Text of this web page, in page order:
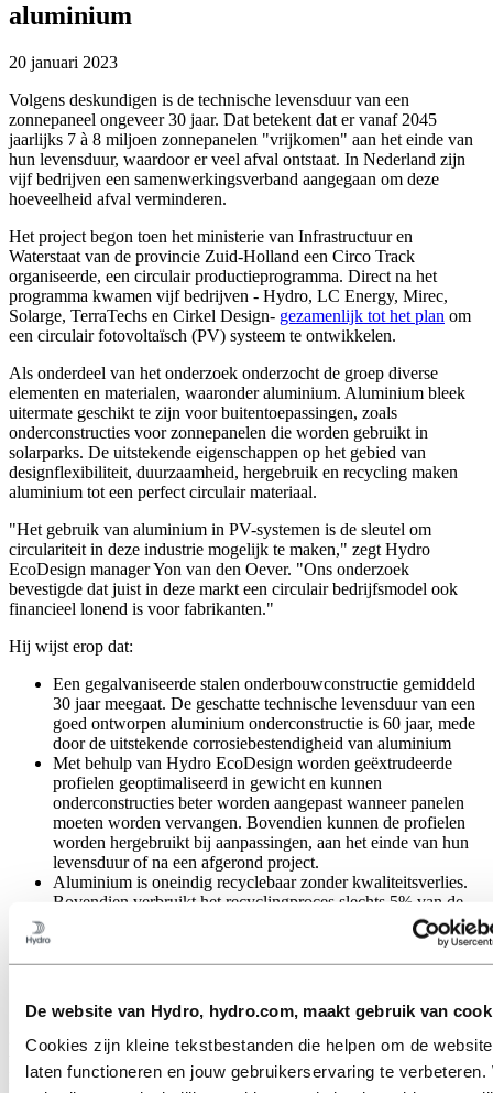
De website van Hydro, hydro.com, maakt gebruik van
Cookies zijn kleine tekstbestanden die helpen om de
laten functioneren en jouw gebruikerservaring te verbeteren.
aluminium
20 januari 2023
Volgens deskundigen is de technische levensduur van een
zonnepaneel ongeveer 30 jaar. Dat betekent dat er vanaf 2045
jaarlijks 7 à 8 miljoen zonnepanelen "vrijkomen" aan het einde van
hun levensduur, waardoor er veel afval ontstaat. In Nederland zijn
vijf bedrijven een samenwerkingsverband aangegaan om deze
hoeveelheid afval verminderen.
Het project begon toen het ministerie van Infrastructuur en
Waterstaat van de provincie Zuid-Holland een Circo Track
organiseerde, een circulair productieprogramma. Direct na het
programma kwamen vijf bedrijven - Hydro, LC Energy, Mirec,
Solarge, TerraTechs en Cirkel Design- gezamenlijk tot het plan om
een circulair fotovoltaïsch (PV) systeem te ontwikkelen.
Als onderdeel van het onderzoek onderzocht de groep diverse
elementen en materialen, waaronder aluminium. Aluminium bleek
uitermate geschikt te zijn voor buitentoepassingen, zoals
onderconstructies voor zonnepanelen die worden gebruikt in
solarparks. De uitstekende eigenschappen op het gebied van
designflexibiliteit, duurzaamheid, hergebruik en recycling maken
aluminium tot een perfect circulair materiaal.
"Het gebruik van aluminium in PV-systemen is de sleutel om
circulariteit in deze industrie mogelijk te maken," zegt Hydro
EcoDesign manager Yon van den Oever. "Ons onderzoek
bevestigde dat juist in deze markt een circulair bedrijfsmodel ook
financieel lonend is voor fabrikanten."
Hij wijst erop dat:
Een gegalvaniseerde stalen onderbouwconstructie gemiddeld
30 jaar meegaat. De geschatte technische levensduur van een
goed ontworpen aluminium onderconstructie is 60 jaar, mede
door de uitstekende corrosiebestendigheid van aluminium
Met behulp van Hydro EcoDesign worden geëxtrudeerde
profielen geoptimaliseerd in gewicht en kunnen
onderconstructies beter worden aangepast wanneer panelen
moeten worden vervangen. Bovendien kunnen de profielen
worden hergebruikt bij aanpassingen, aan het einde van hun
levensduur of na een afgerond project.
Aluminium is oneindig recyclebaar zonder kwaliteitsverlies.
Bovendien verbruikt het recyclingproces slechts 5% van de
energie die nodig is voor de productie van primair metaal.
Aluminium behoudt zijn waarde. Daarom kan de financiële
vergoeding voor het terugbrengen voor recycling relatief hoog
lonend.
Bovengenoemde punten zijn ideale voorwaarden om afval te
verminderen en circulariteit te bereiken binnen solar-industrie. In het
kader van deze samenwerking werkt Hydro aan een